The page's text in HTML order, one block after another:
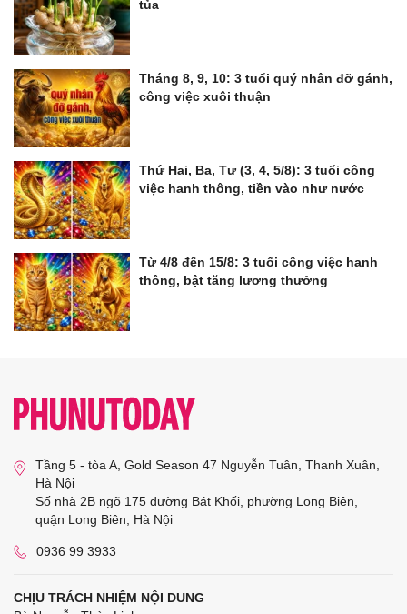
tủa
Tháng 8, 9, 10: 3 tuổi quý nhân đỡ gánh,
công việc xuôi thuận
Thứ Hai, Ba, Tư (3, 4, 5/8): 3 tuổi công
việc hanh thông, tiền vào như nước
Từ 4/8 đến 15/8: 3 tuổi công việc hanh
thông, bật tăng lương thưởng
Tầng 5 - tòa A, Gold Season 47 Nguyễn Tuân, Thanh Xuân,
Hà Nội
Số nhà 2B ngõ 175 đường Bát Khối, phường Long Biên,
quận Long Biên, Hà Nội
0936 99 3933
CHỊU TRÁCH NHIỆM NỘI DUNG